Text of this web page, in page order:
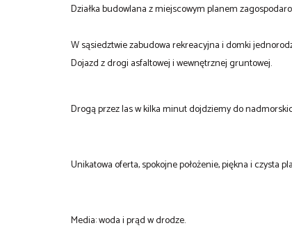
Działka budowlana z miejscowym planem
W sąsiedztwie zabudowa rekreacyjna i domki
Dojazd z drogi asfaltowej i wewnętrznej gruntowej.
Drogą przez las w kilka minut dojdziemy do
Unikatowa oferta, spokojne położenie, piękna i czysta
Media: woda i prąd w drodze.